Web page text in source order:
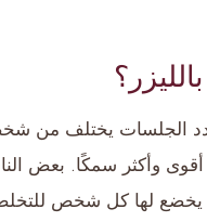
8 جلسات. ومع ذلك ، فإن عدد الجلسات
وأكثر سمكًا. بعض
يخضع لها كل شخص